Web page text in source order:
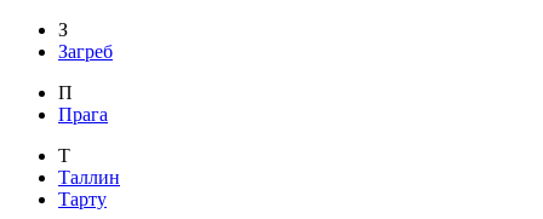
З
Загреб
П
Прага
Т
Таллин
Тарту